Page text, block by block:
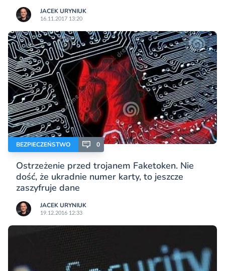
JACEK URYNIUK
16.11.2017 13:20
BEZPIECZEŃSTWO 0
Ostrzeżenie przed trojanem Faketoken. Nie
dość, że ukradnie numer karty, to jeszcze
zaszyfruje dane
JACEK URYNIUK
19.12.2016 12:33